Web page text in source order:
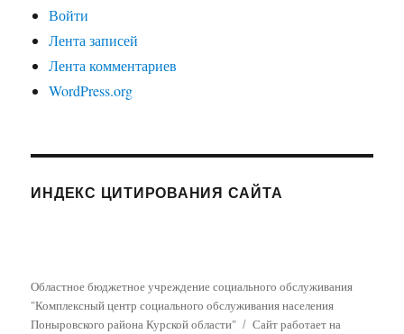
Войти
Лента записей
Лента комментариев
WordPress.org
ИНДЕКС ЦИТИРОВАНИЯ САЙТА
Областное бюджетное учреждение социального обслуживания
"Комплексный центр социального обслуживания населения
Поныровского района Курской области"
Сайт работает на